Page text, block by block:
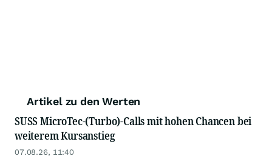
Artikel zu den Werten
SUSS MicroTec-(Turbo)-Calls mit hohen Chancen bei
weiterem Kursanstieg
07.08.26, 11:40